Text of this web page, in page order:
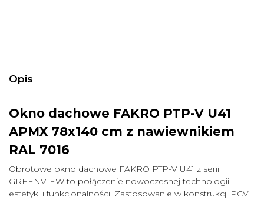
Opis
Okno dachowe FAKRO PTP-V U41
APMX 78x140 cm z nawiewnikiem
RAL 7016
Obrotowe okno dachowe FAKRO PTP-V U41 z serii
GREENVIEW to połączenie nowoczesnej technologii,
estetyki i funkcjonalności. Zastosowanie w konstrukcji PCV